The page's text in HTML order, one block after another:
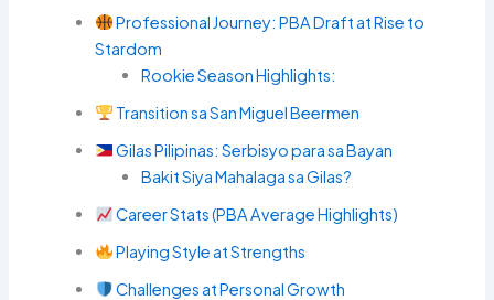
Professional Journey: PBA Draft at Rise to
Stardom
Rookie Season Highlights:
Transition sa San Miguel Beermen
Gilas Pilipinas: Serbisyo para sa Bayan
Bakit Siya Mahalaga sa Gilas?
Career Stats (PBA Average Highlights)
Playing Style at Strengths
Challenges at Personal Growth